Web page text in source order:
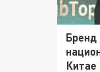
Бренд
Китае